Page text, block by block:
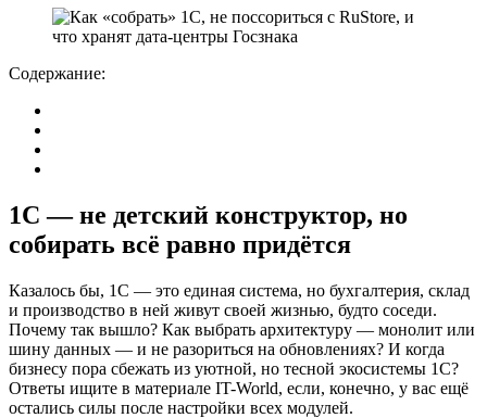
Содержание:
1С — не детский конструктор, но
собирать всё равно придётся
Казалось бы, 1С — это единая система, но бухгалтерия, склад
и производство в ней живут своей жизнью, будто соседи.
Почему так вышло? Как выбрать архитектуру — монолит или
шину данных — и не разориться на обновлениях? И когда
бизнесу пора сбежать из уютной, но тесной экосистемы 1С?
Ответы ищите в материале IT-World, если, конечно, у вас ещё
остались силы после настройки всех модулей.